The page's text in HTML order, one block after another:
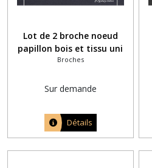
Lot de 2 broche noeud
papillon bois et tissu uni
jaune moutarde
Broches
Sur demande
Détails